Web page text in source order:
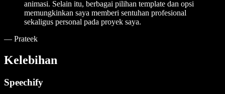
animasi. Selain itu, berbagai pilihan template dan opsi
memungkinkan saya memberi sentuhan profesional
sekaligus personal pada proyek saya.
— Prateek
Kelebihan
Speechify